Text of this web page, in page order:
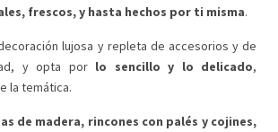
frescos, y hasta hechos por ti misma.
lujosa y repleta de accesorios y de
y opta por lo sencillo y lo delicado,
la temática.
de madera, rincones con palés y cojines,